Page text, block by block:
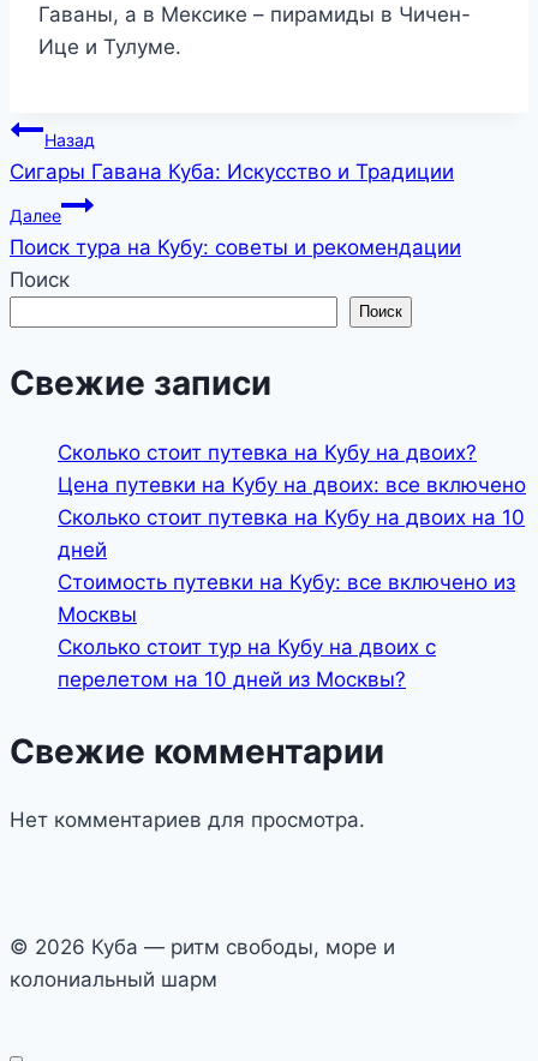
Гаваны, а в Мексике – пирамиды в Чичен-
Ице и Тулуме.
Навигация
по
записям
Назад
Сигары Гавана Куба: Искусство и Традиции
Далее
Поиск тура на Кубу: советы и рекомендации
Поиск
Поиск
Свежие записи
Сколько стоит путевка на Кубу на двоих?
Цена путевки на Кубу на двоих: все включено
Сколько стоит путевка на Кубу на двоих на 10
дней
Стоимость путевки на Кубу: все включено из
Москвы
Сколько стоит тур на Кубу на двоих с
перелетом на 10 дней из Москвы?
Свежие комментарии
Нет комментариев для просмотра.
© 2026 Куба — ритм свободы, море и
колониальный шарм